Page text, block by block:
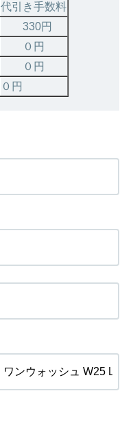
代引き手数料
330円
０円
０円
０円